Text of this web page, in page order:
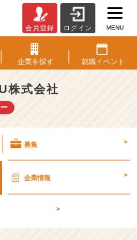
会員登録 ログイン MENU
企業を探す 就職イベント
株式会社
募集 >
企業情報 >
>